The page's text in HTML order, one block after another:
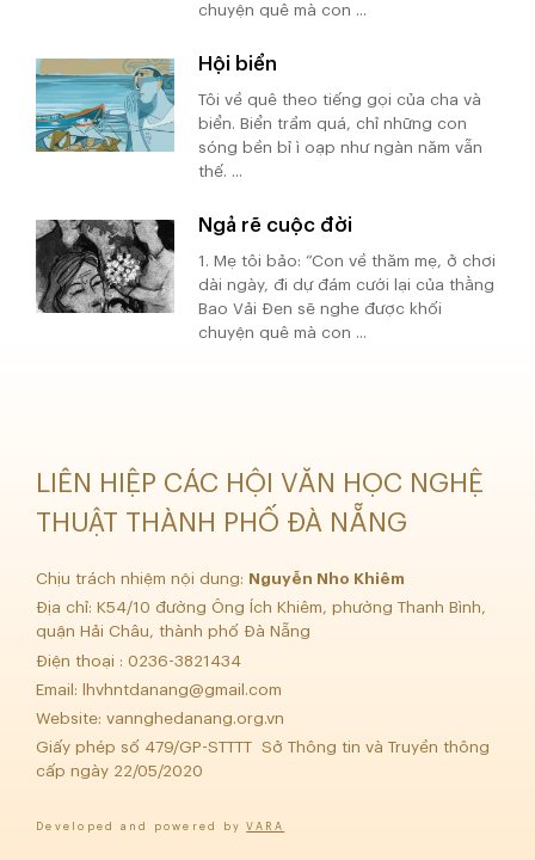
chuyện quê mà con ...
Hội biển
Tôi về quê theo tiếng gọi của cha và
biển. Biển trầm quá, chỉ những con
sóng bền bỉ ì oạp như ngàn năm vẫn
thế. ...
Ngả rẽ cuộc đời
1. Mẹ tôi bảo: “Con về thăm mẹ, ở chơi
dài ngày, đi dự đám cưới lại của thằng
Bao Vải Đen sẽ nghe được khối
chuyện quê mà con ...
LIÊN HIỆP CÁC HỘI VĂN HỌC NGHỆ
THUẬT THÀNH PHỐ ĐÀ NẴNG
Chịu trách nhiệm nội dung:
Nguyễn Nho Khiêm
Địa chỉ: K54/10 đường Ông Ích Khiêm, phường Thanh Bình,
quận Hải Châu, thành phố Đà Nẵng
Điện thoại : 0236-3821434
Email:
lhvhntdanang@gmail.com
Website: vannghedanang.org.vn
Giấy phép số 479/GP-STTTT Sở Thông tin và Truyền thông
cấp ngày 22/05/2020
Developed and powered byVARA